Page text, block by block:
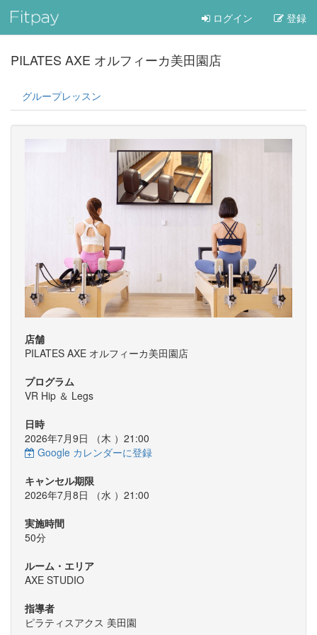
ログイン 登録
PILATES AXE オルフィーカ美田園店
グループレッスン
店舗
PILATES AXE オルフィーカ美田園店
プログラム
VR Hip ＆ Legs
日時
2026年7月9日 （木 ）21:00
Google カレンダーに登録
キャンセル期限
2026年7月8日 （水 ）21:00
実施時間
50分
ルーム・エリア
AXE STUDIO
指導者
ピラティスアクス 美田園